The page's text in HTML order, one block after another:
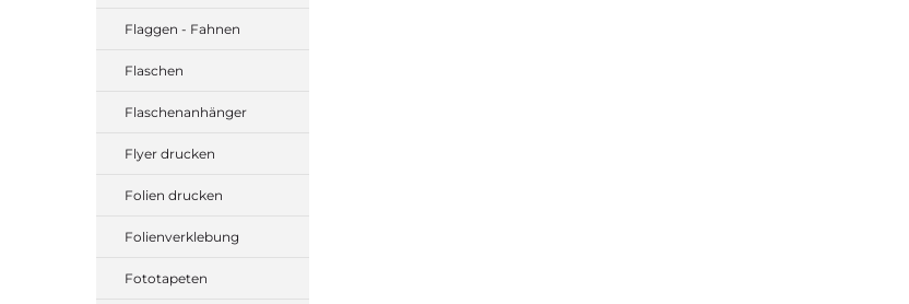
Flaggen - Fahnen
Flaschen
Flaschenanhänger
Flyer drucken
Folien drucken
Folienverklebung
Fototapeten